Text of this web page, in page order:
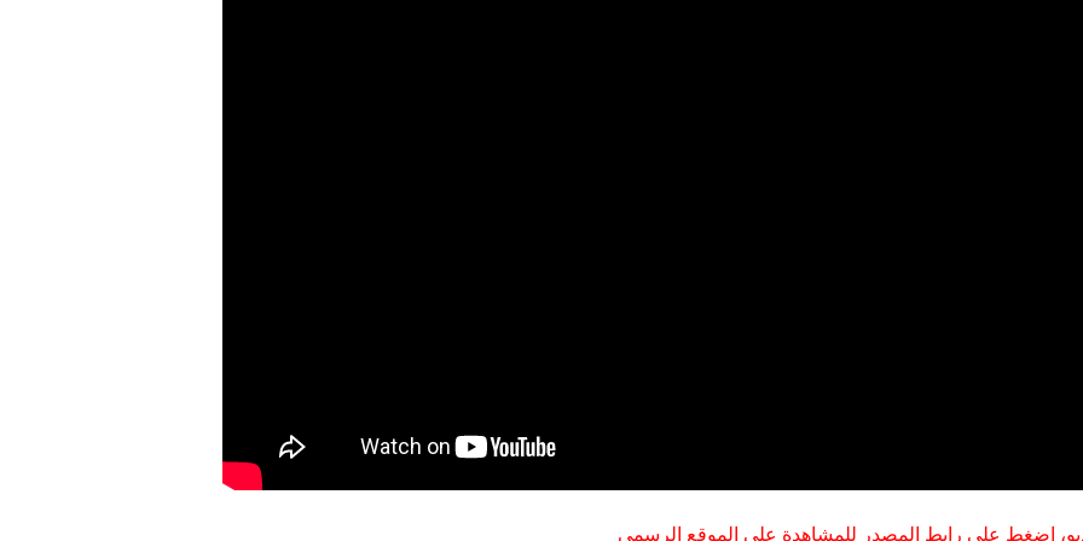
إضغط على رابط المصدر للمشاهدة على الموقع الرسمي